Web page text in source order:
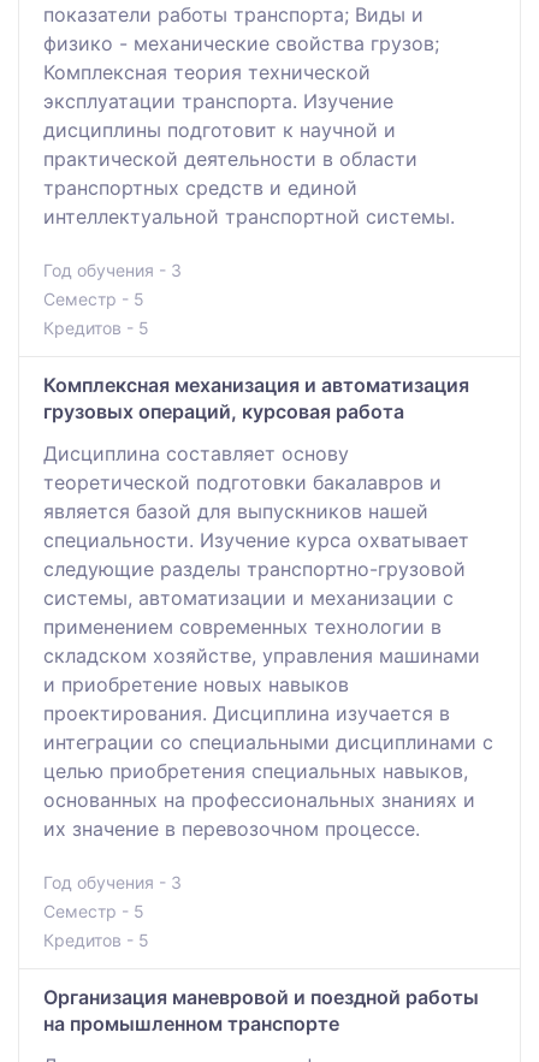
показатели работы транспорта; Виды и
физико - механические свойства грузов;
Комплексная теория технической
эксплуатации транспорта. Изучение
дисциплины подготовит к научной и
практической деятельности в области
транспортных средств и единой
интеллектуальной транспортной системы.
Год обучения - 3
Семестр - 5
Кредитов - 5
Комплексная механизация и автоматизация
грузовых операций, курсовая работа
Дисциплина составляет основу
теоретической подготовки бакалавров и
является базой для выпускников нашей
специальности. Изучение курса охватывает
следующие разделы транспортно-грузовой
системы, автоматизации и механизации с
применением современных технологии в
складском хозяйстве, управления машинами
и приобретение новых навыков
проектирования. Дисциплина изучается в
интеграции со специальными дисциплинами с
целью приобретения специальных навыков,
основанных на профессиональных знаниях и
их значение в перевозочном процессе.
Год обучения - 3
Семестр - 5
Кредитов - 5
Организация маневровой и поездной работы
на промышленном транспорте